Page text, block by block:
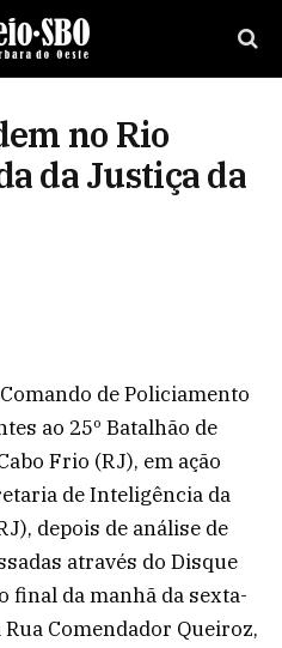
no Rio
da Justiça da
de Policiamento
ao 25º Batalhão de
Frio (RJ), em ação
de Inteligência da
depois de análise de
através do Disque
final da manhã da sexta-
Comendador Queiroz,